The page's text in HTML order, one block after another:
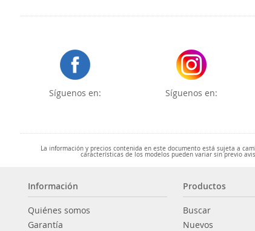
Síguenos en: Síguenos en:
La información y precios contenida en este documento está sujeta a
características de los modelos pueden variar sin previo
Información
Quiénes somos
Garantía
Productos
Buscar
Nuevos